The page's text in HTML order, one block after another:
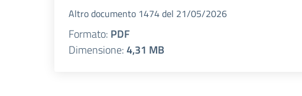
Altro documento 1474 del 21/05/2026
Formato: PDF
Dimensione:4,31 MB